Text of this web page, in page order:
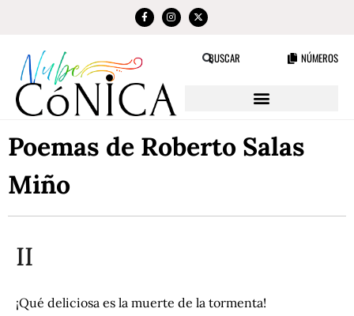
BUSCAR NÚMEROS
Poemas de Roberto Salas
Miño
II
¡Qué deliciosa es la muerte de la tormenta!